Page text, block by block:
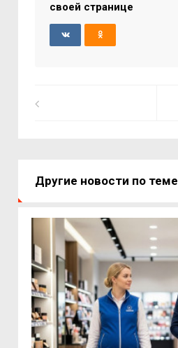
своей странице
Другие новости по теме